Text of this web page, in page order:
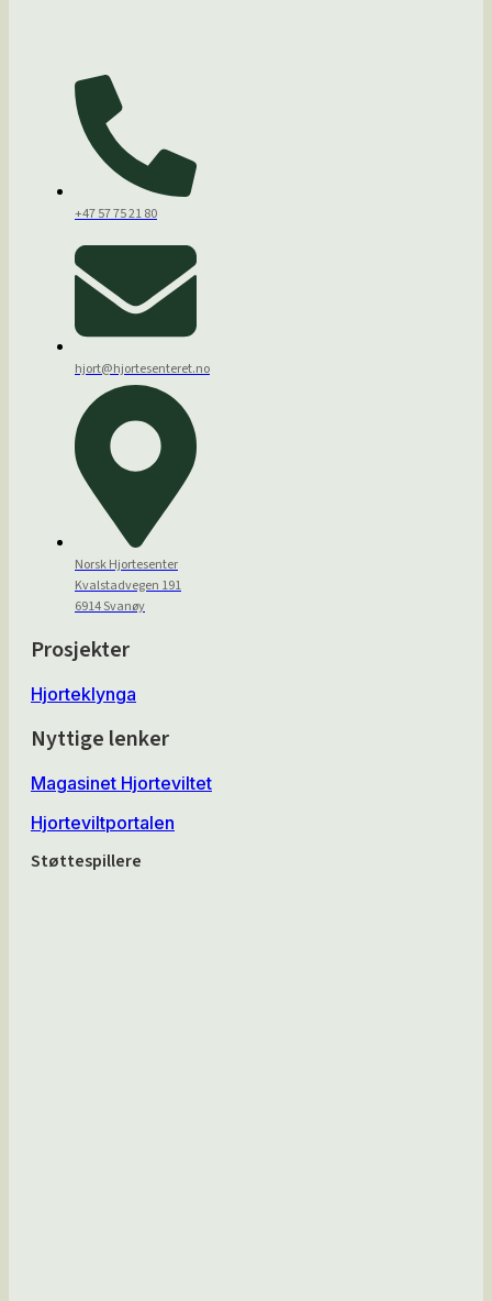
+47 57 75 21 80
hjort@hjortesenteret.no
Norsk Hjortesenter
Kvalstadvegen 191
6914 Svanøy
Prosjekter
Hjorteklynga
Nyttige lenker
Magasinet Hjorteviltet
Hjorteviltportalen
Støttespillere